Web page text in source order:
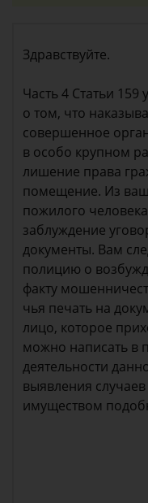
Здравствуйте.
Часть 4 Статьи
о том, что
совершенное
в особо крупном
лишение права
помещение. Из
пожилого
заблуждение
документы. Вам
полицию о
факту
чья печать на
лицо, которое
можно написать в
деятельности
выявления
имуществом